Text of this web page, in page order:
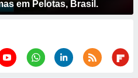
em Pelotas, Brasil.